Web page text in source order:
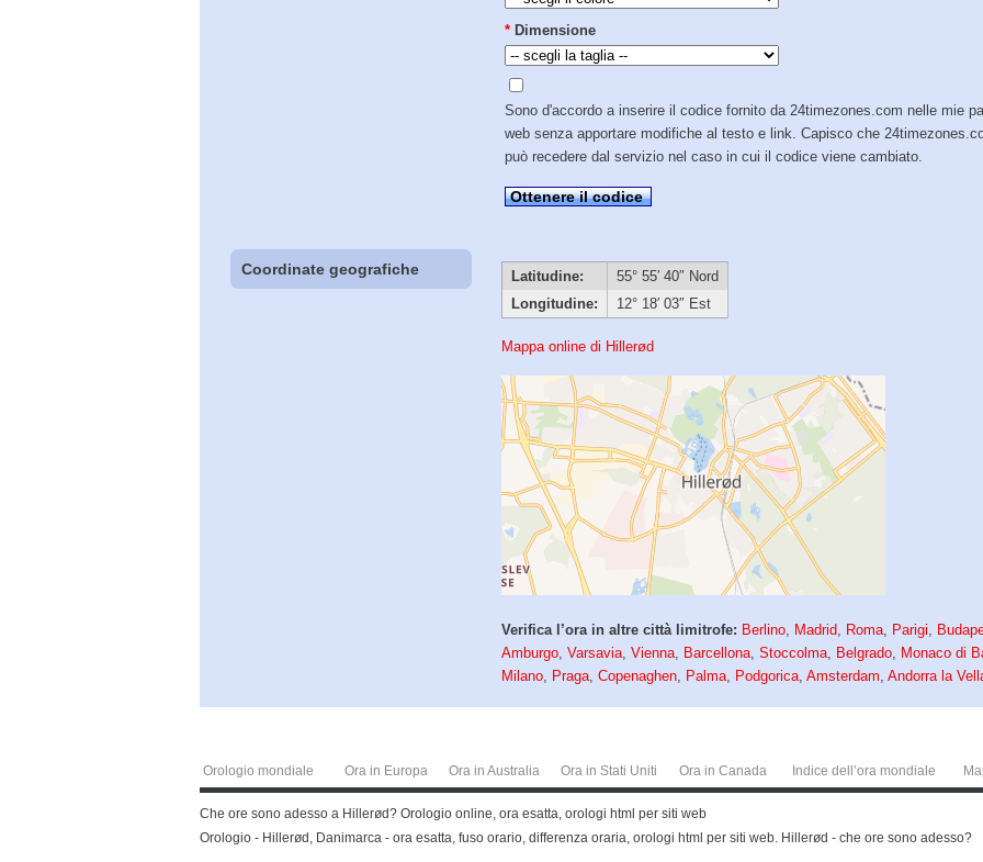
* Dimensione
Sono d'accordo a inserire il codice fornito da 24timezones.com nelle mie
web senza apportare modifiche al testo e link. Capisco che
può recedere dal servizio nel caso in cui il codice viene cambiato.
Ottenere il codice
Coordinate geografiche Latitudine:
55° 55′ 40″ Nord
Longitudine:
12° 18′ 03″ Est
Mappa online di Hillerød
Verifica l’ora in altre città limitrofe: Berlino, Madrid, Roma, Parigi,
Amburgo,Varsavia,Vienna, Barcellona,Stoccolma, Belgrado, Monaco di
Milano, Praga,Copenaghen, Palma, Podgorica,Amsterdam,Andorra la
Orologio mondiale Ora in Europa Ora in Australia Ora in Stati Uniti Ora in Canada Indice dell’ora mondiale
Che ore sono adesso a Hillerød? Orologio online, ora esatta, orologi html per siti web
Orologio - Hillerød, Danimarca - ora esatta, fuso orario, differenza oraria, orologi html per siti web. Hillerød - che ore sono adesso?